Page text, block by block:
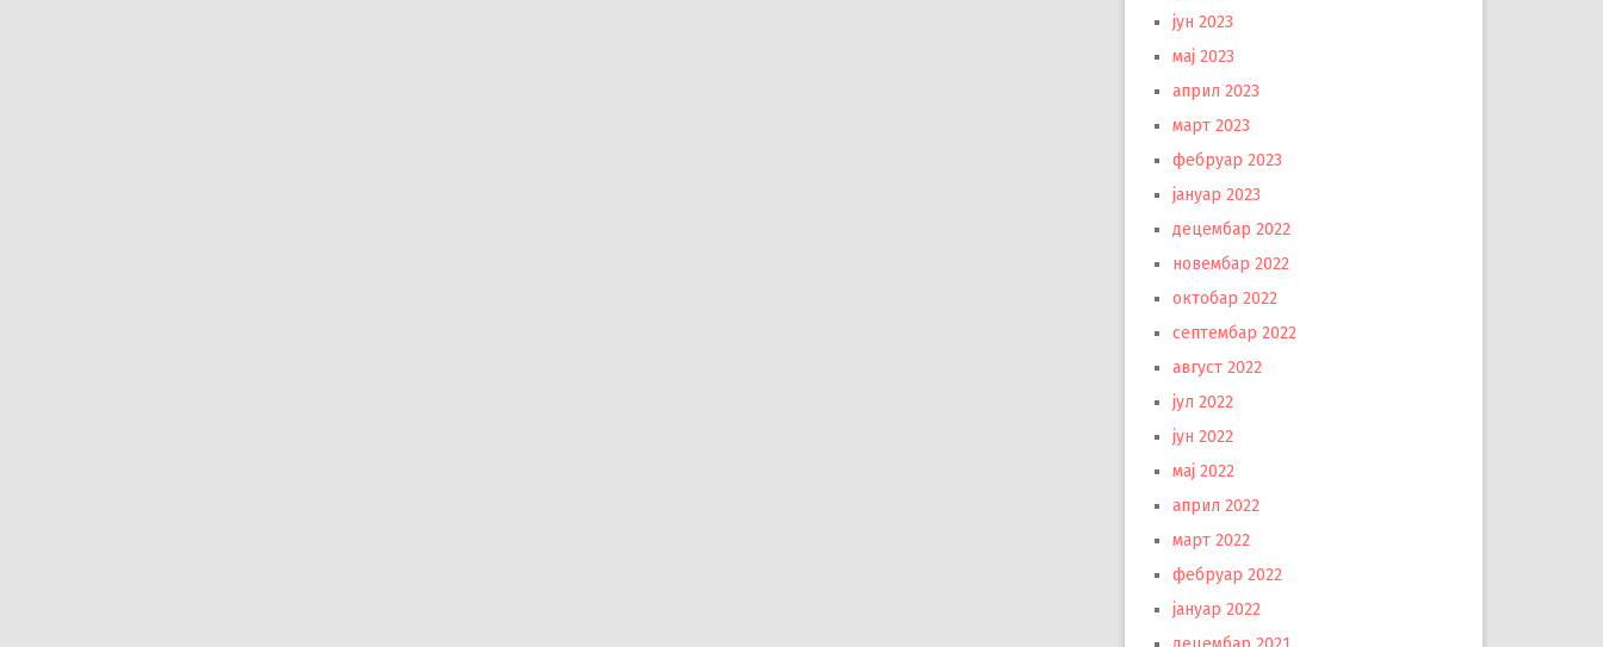
јун 2023
мај 2023
април 2023
март 2023
фебруар 2023
јануар 2023
децембар 2022
новембар 2022
октобар 2022
септембар 2022
август 2022
јул 2022
јун 2022
мај 2022
април 2022
март 2022
фебруар 2022
јануар 2022